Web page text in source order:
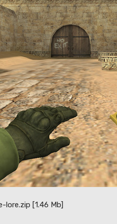
lore.zip [1.46 Mb]